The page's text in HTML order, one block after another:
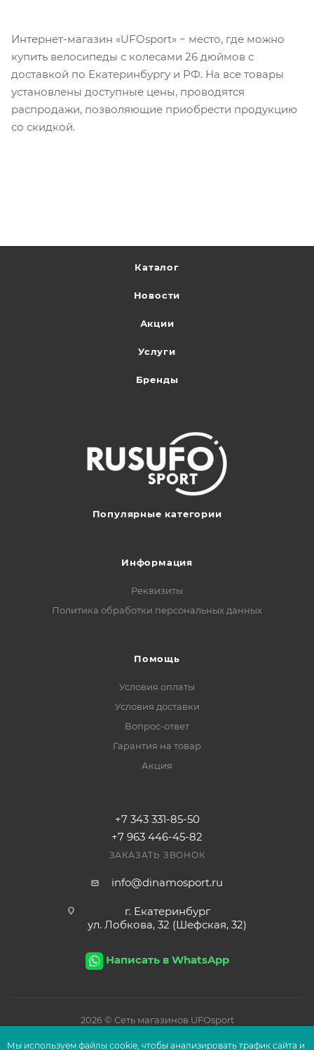
Интернет-магазин «UFOsport» − место, где можно
купить велосипеды с колесами 26 дюймов с
доставкой по Екатеринбургу и РФ. На все товары
установлены доступные цены, проводятся
распродажи, позволяющие приобрести продукцию
со скидкой.
Каталог
Новости
Акции
Услуги
Бренды
Популярные категории
Информация
Реквизиты
Политика обработки персональных данных
Помощь
Условия оплаты
Условия доставки
Вопрос-ответ
Гарантия на товар
Акция
+7 343 331-85-50
+7 963 446-45-82
ЗАКАЗАТЬ ЗВОНОК
info@dinamosport.ru
г. Екатеринбург
ул. Лобкова, 32 (Шефская, 32)
Написать в WhatsApp
2026© Сеть магазинов UFOsport
Мы используем файлы сооkіе, чтобы анализировать трафик сайта и